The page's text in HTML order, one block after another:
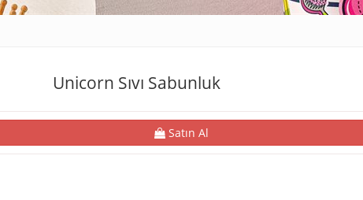
Unicorn Sıvı Sabunluk
Satın Al